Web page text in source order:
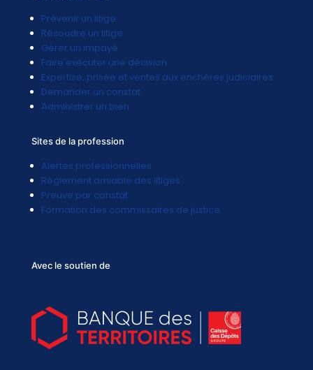
Prévenir un litige
Résoudre un litige
Gérer un impayé
Faire exécuter une décision
Expertise, prisée et ventes aux enchères judiciaires
Demander un constat
Administrer un bien
Sites de la profession
Alertes professionnelles
Réglement amiable des litiges
Preuve par constat
Formation des commissaires de justice
Avec le soutien de